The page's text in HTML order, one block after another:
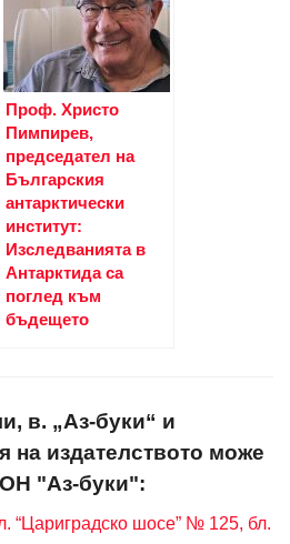
Проф. Христо
Пимпирев,
председател на
Българския
антарктически
институт:
Изследванията в
Антарктида са
поглед към
бъдещето
в. „Аз-буки“ и
на издателството може
"Аз-буки":
“Цариградско шосе” № 125, бл.